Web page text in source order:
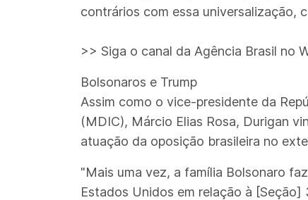
contrários com essa universalização,
>> Siga o canal da Agência Brasil no
Bolsonaros e Trump
Assim como o vice-presidente da
(MDIC), Márcio Elias Rosa, Durigan
atuação da oposição brasileira no
"Mais uma vez, a família Bolsonaro
Estados Unidos em relação à